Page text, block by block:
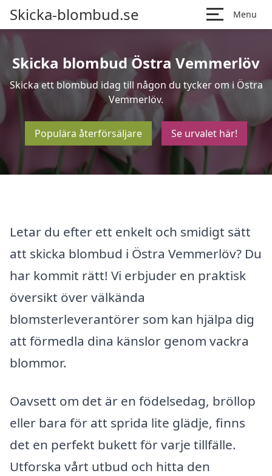
Skicka-blombud.se Menu
Skicka blombud Östra Vemmerlöv
Skicka ett blombud idag till någon du tycker om i Östra
Vemmerlöv.
Populära återförsäljare Se urvalet här!
Letar du efter ett enkelt och smidigt sätt
att skicka blombud i Östra Vemmerlöv? Du
har kommit rätt! Vi erbjuder en praktisk
översikt över välkända
blomsterleverantörer som kan hjälpa dig
att förmedla dina känslor genom vackra
blommor.
Oavsett om det är en födelsedag, bröllop
eller bara för att sprida lite glädje, finns
det en perfekt bukett för varje tillfälle.
Utforska vårt utbud och hitta den